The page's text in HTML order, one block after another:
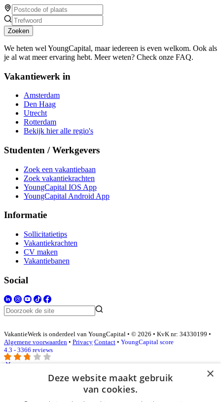
Zoeken
We heten wel YoungCapital, maar iedereen is even welkom. Ook als
je al wat meer ervaring hebt. Meer weten? Check onze FAQ.
Vakantiewerk in
Amsterdam
Den Haag
Utrecht
Rotterdam
Bekijk hier alle regio's
Studenten / Werkgevers
Zoek een vakantiebaan
Zoek vakantiekrachten
YoungCapital IOS App
YoungCapital Android App
Informatie
Sollicitatietips
Vakantiekrachten
CV maken
Vakantiebanen
Social
VakantieWerk is onderdeel van YoungCapital • © 2026 • KvK nr: 34330199 •
Algemene voorwaarden • Privacy Contact • YoungCapital score
4.3 - 3366 reviews
×
Deze website maakt gebruik
van cookies.